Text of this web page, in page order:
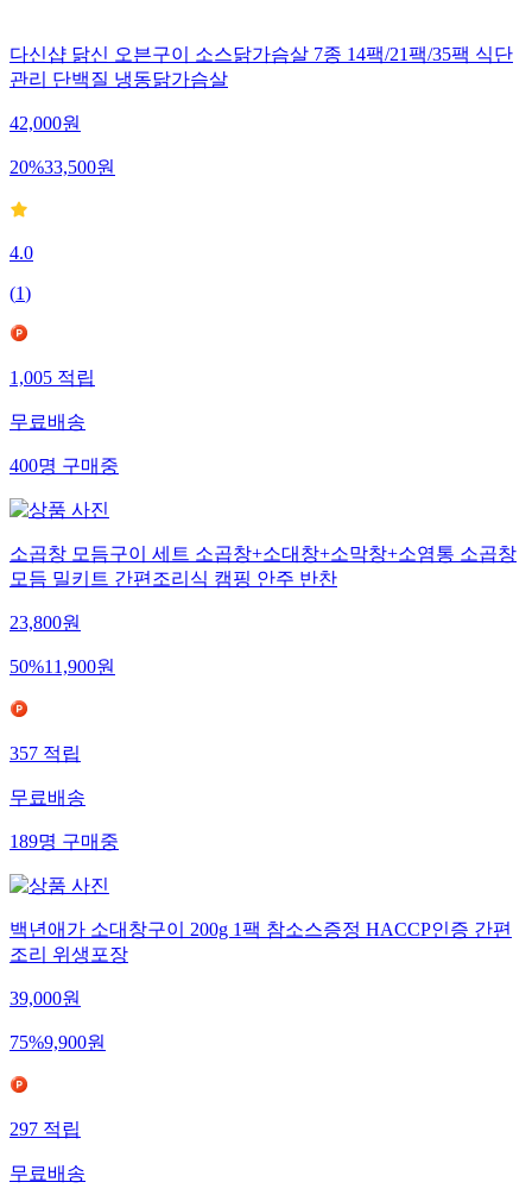
다신샵 닭신 오븐구이 소스닭가슴살 7종 14팩/21팩/35팩 식단
관리 단백질 냉동닭가슴살
42,000원
20%33,500원
4.0
(1)
1,005적립
무료배송
400명구매중
소곱창 모듬구이 세트 소곱창+소대창+소막창+소염통 소곱창
모듬 밀키트 간편조리식 캠핑 안주 반찬
23,800원
50%11,900원
357적립
무료배송
189명구매중
백년애가 소대창구이 200g 1팩 참소스증정 HACCP인증 간편
조리 위생포장
39,000원
75%9,900원
297적립
무료배송